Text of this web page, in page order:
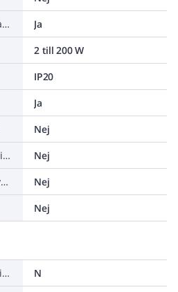
Manuell styrning/handaktivering
Ja
2 till 200 W
IP20
Ja
Nej
Bussystem KNX-RF (Radiofrekvens)
Nej
Dubbelriktad radiofrekvens
Nej
Nej
Förlängd ansvarstid enligt ALEM-09
N